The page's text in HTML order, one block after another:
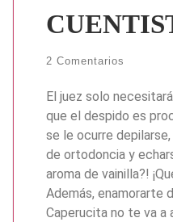
2 Comentarios
El juez solo
que el despido es
se le ocurre
de ortodoncia y
aroma de vainilla?!
Además, enamorarte
Caperucita no te va a